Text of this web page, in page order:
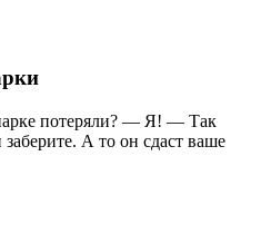
потеряли? — Я! — Так
А то он сдаст ваше